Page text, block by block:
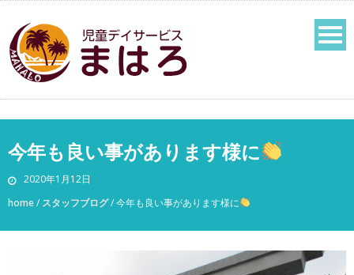
今年も良い事があります様に
2020年1月12日
home/ スタッフブログ/今年も良い事があります様に